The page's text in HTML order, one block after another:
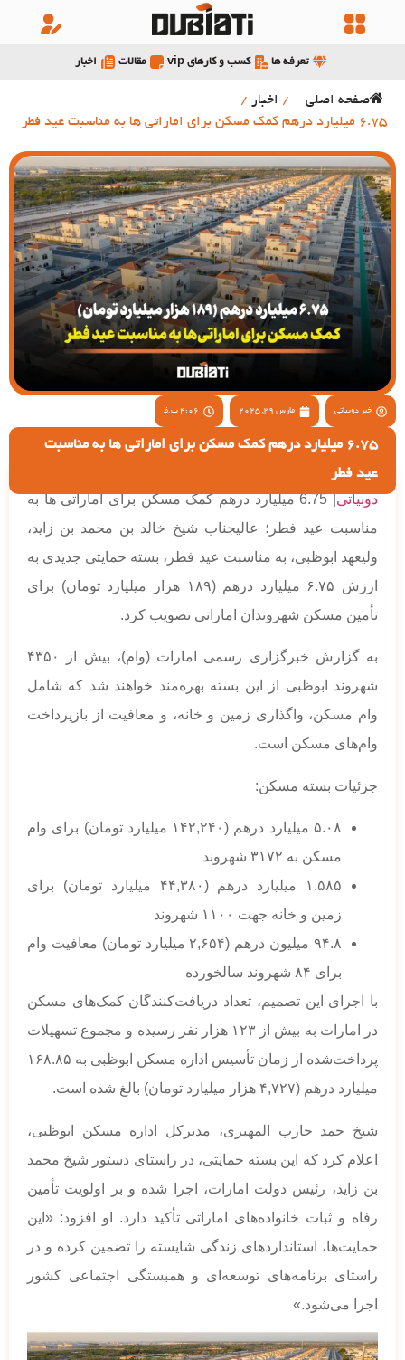
تعرفه ها کسب و کارهای vip مقالات اخبار
صفحه اصلی / اخبار /
6.75 میلیارد درهم کمک مسکن برای اماراتی ها به مناسبت عید فطر
خبر دوبیاتی مارس 29, 2025 4:06 ب.ظ
6.75 میلیارد درهم کمک مسکن برای اماراتی ها به مناسبت
عید فطر
دوبیاتی
| 6.75 میلیارد درهم کمک مسکن برای اماراتی ها به
مناسبت عید فطر؛ عالیجناب شیخ خالد بن محمد بن زاید،
ولیعهد ابوظبی، به مناسبت عید فطر، بسته حمایتی جدیدی به
ارزش ۶.۷۵ میلیارد درهم (۱۸۹ هزار میلیارد تومان) برای
تأمین مسکن شهروندان اماراتی تصویب کرد.
به گزارش خبرگزاری رسمی امارات (وام)، بیش از ۴۳۵۰
شهروند ابوظبی از این بسته بهره‌مند خواهند شد که شامل
وام مسکن، واگذاری زمین و خانه، و معافیت از بازپرداخت
وام‌های مسکن است.
جزئیات بسته مسکن:
۵.۰۸ میلیارد درهم (۱۴۲,۲۴۰ میلیارد تومان) برای وام
مسکن به ۳۱۷۲ شهروند
۱.۵۸۵ میلیارد درهم (۴۴,۳۸۰ میلیارد تومان) برای
زمین و خانه جهت ۱۱۰۰ شهروند
۹۴.۸ میلیون درهم (۲,۶۵۴ میلیارد تومان) معافیت وام
برای ۸۴ شهروند سالخورده
با اجرای این تصمیم، تعداد دریافت‌کنندگان کمک‌های مسکن
در امارات به بیش از ۱۲۳ هزار نفر رسیده و مجموع تسهیلات
پرداخت‌شده از زمان تأسیس اداره مسکن ابوظبی به ۱۶۸.۸۵
میلیارد درهم (۴,۷۲۷ هزار میلیارد تومان) بالغ شده است.
شیخ حمد حارب المهیری، مدیرکل اداره مسکن ابوظبی،
اعلام کرد که این بسته حمایتی، در راستای دستور شیخ محمد
بن زاید، رئیس دولت امارات، اجرا شده و بر اولویت تأمین
رفاه و ثبات خانواده‌های اماراتی تأکید دارد. او افزود: «این
حمایت‌ها، استانداردهای زندگی شایسته را تضمین کرده و در
راستای برنامه‌های توسعه‌ای و همبستگی اجتماعی کشور
اجرا می‌شود.»